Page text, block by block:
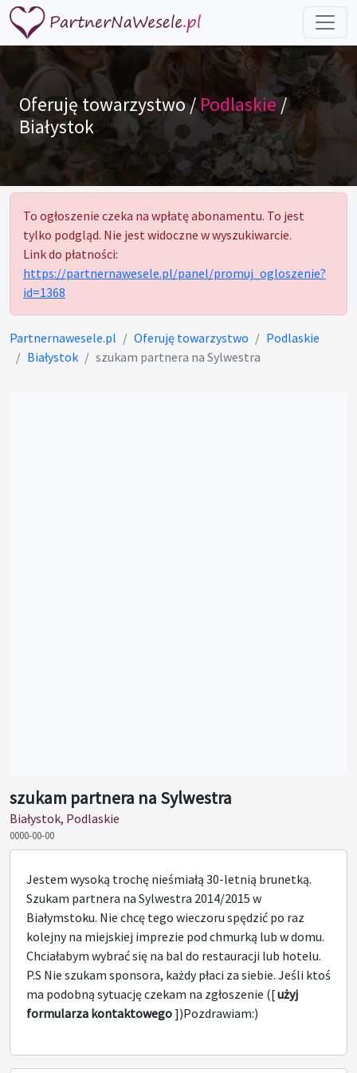
Oferuję towarzystwo /Podlaskie/
Białystok
To ogłoszenie czeka na wpłatę abonamentu. To jest
tylko podgląd. Nie jest widoczne w wyszukiwarcie.
Link do płatności:
https://partnernawesele.pl/panel/promuj_ogloszenie?
id=1368
Partnernawesele.pl Oferuję towarzystwo
Podlaskie
Białystok
szukam partnera na Sylwestra
szukam partnera na Sylwestra
Białystok, Podlaskie
0000-00-00
Jestem wysoką trochę nieśmiałą 30-letnią brunetką.
Szukam partnera na Sylwestra 2014/2015 w
Białymstoku. Nie chcę tego wieczoru spędzić po raz
kolejny na miejskiej imprezie pod chmurką lub w domu.
Chciałabym wybrać się na bal do restauracji lub hotelu.
P.S Nie szukam sponsora, każdy płaci za siebie. Jeśli ktoś
ma podobną sytuację czekam na zgłoszenie ([użyj
formularza kontaktowego])Pozdrawiam:)